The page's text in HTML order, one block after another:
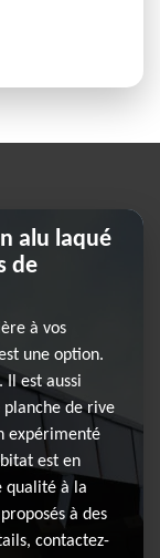
alu laqué
de
à vos
une option.
Il est aussi
de rive
expérimenté
est en
qualité à la
à des
contactez-